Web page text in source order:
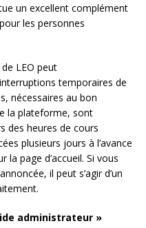
un excellent complément
les personnes
de LEO peut
temporaires de
nécessaires au bon
la plateforme, sont
des heures de cours
plusieurs jours à l’avance
la page d’accueil. Si vous
il peut s’agir d’un
administrateur »